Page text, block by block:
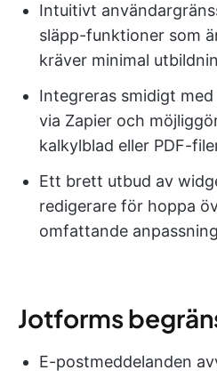
Intuitivt
släpp-funktioner som
kräver minimal
Integreras smidigt
via Zapier och
kalkylblad eller PDF-
Ett brett utbud av
redigerare för hoppa
omfattande anpassning
Jotforms
E-postmeddelanden